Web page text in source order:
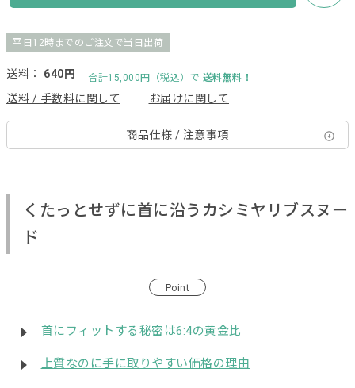
平日12時までのご注文で当日出荷
送料： 640円 合計15,000円（税込）で 送料無料！
送料 / 手数料に関して お届けに関して
商品仕様 / 注意事項
くたっとせずに首に沿うカシミヤリブスヌー
ド
Point
首にフィットする秘密は6:4の黄金比
上質なのに手に取りやすい価格の理由